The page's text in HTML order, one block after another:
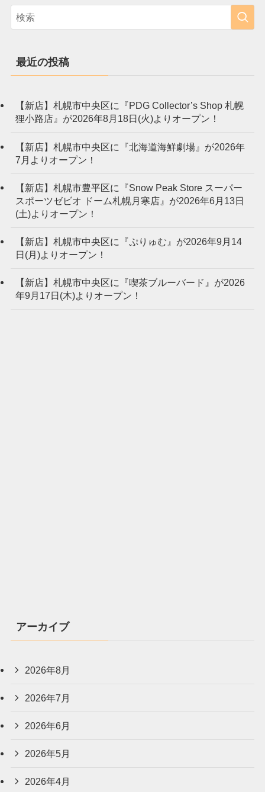
最近の投稿
【新店】札幌市中央区に『PDG Collector’s Shop 札幌
狸小路店』が2026年8月18日(火)よりオープン！
【新店】札幌市中央区に『北海道海鮮劇場』が2026年
7月よりオープン！
【新店】札幌市豊平区に『Snow Peak Store スーパー
スポーツゼビオ ドーム札幌月寒店』が2026年6月13日
(土)よりオープン！
【新店】札幌市中央区に『ぷりゅむ』が2026年9月14
日(月)よりオープン！
【新店】札幌市中央区に『喫茶ブルーバード』が2026
年9月17日(木)よりオープン！
アーカイブ
2026年8月
2026年7月
2026年6月
2026年5月
2026年4月